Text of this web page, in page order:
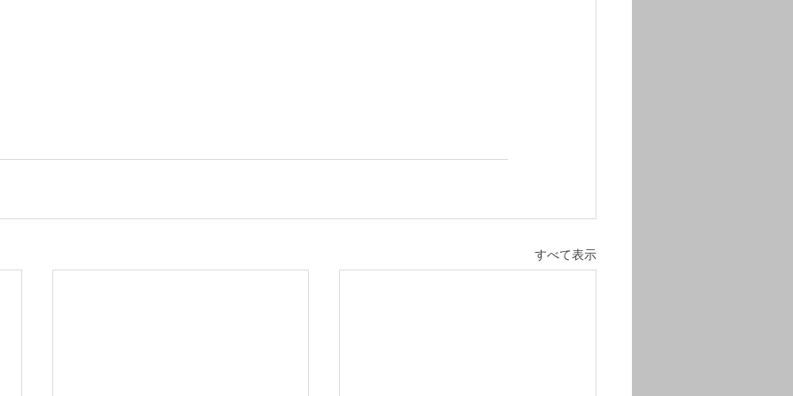
すべて表示